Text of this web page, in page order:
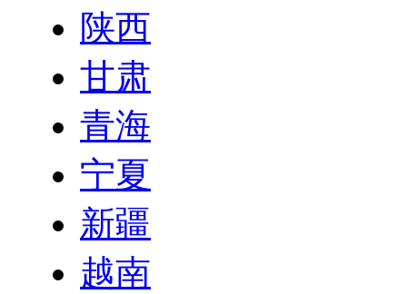
陕西
甘肃
青海
宁夏
新疆
越南